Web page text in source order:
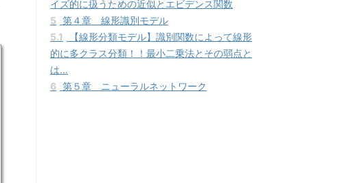
イズ的に扱うための近似とエビデンス関数
5 第４章 線形識別モデル
5.1
【線形分類モデル】識別関数によって線形
的に多クラス分類！！最小二乗法とその弱点と
は…
6 第５章 ニューラルネットワーク